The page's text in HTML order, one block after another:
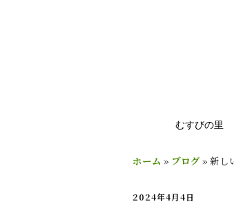
むすびの里
ホーム » ブログ » 新し
2024年4月4日